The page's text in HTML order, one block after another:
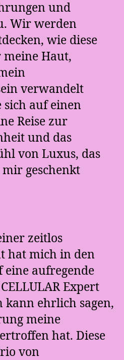
und
Wir werden
wie diese
Haut,
verwandelt
sich auf einen
Reise zur
und das
von Luxus, das
geschenkt
zeitlos
hat mich in den
eine aufregende
Expert
kann ehrlich sagen,
meine
hat. Diese
von